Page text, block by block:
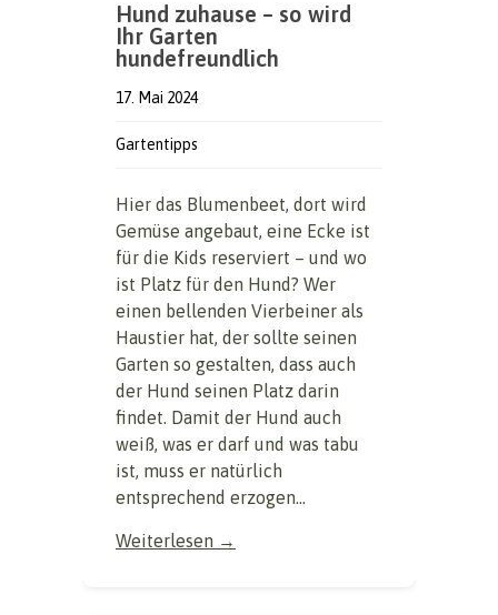
Hund zuhause – so wird
Ihr Garten
hundefreundlich
17. Mai 2024
Gartentipps
Hier das Blumenbeet, dort wird
Gemüse angebaut, eine Ecke ist
für die Kids reserviert – und wo
ist Platz für den Hund? Wer
einen bellenden Vierbeiner als
Haustier hat, der sollte seinen
Garten so gestalten, dass auch
der Hund seinen Platz darin
findet. Damit der Hund auch
weiß, was er darf und was tabu
ist, muss er natürlich
entsprechend erzogen...
Weiterlesen →